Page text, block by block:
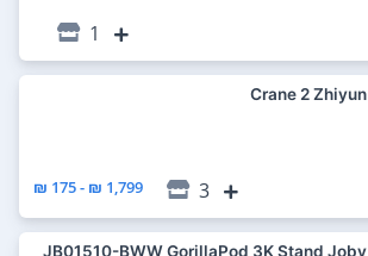
1
Crane 2 Zhiyun
3
1,799 ₪ - 175 ₪
JB01510-BWW GorillaPod 3K Stand Joby